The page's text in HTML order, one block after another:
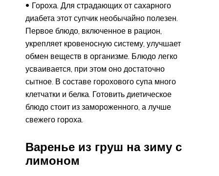
Гороха. Для страдающих от сахарного
диабета этот супчик необычайно полезен.
Первое блюдо, включенное в рацион,
укрепляет кровеносную систему, улучшает
обмен веществ в организме. Блюдо легко
усваивается, при этом оно достаточно
сытное. В составе горохового супа много
клетчатки и белка. Готовить диетическое
блюдо стоит из замороженного, а лучше
свежего гороха.
Варенье из груш на зиму с
лимоном